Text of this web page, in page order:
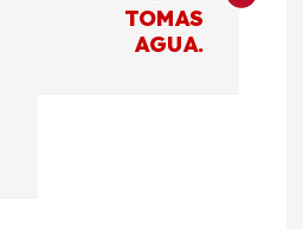
TOMAS
AGUA.